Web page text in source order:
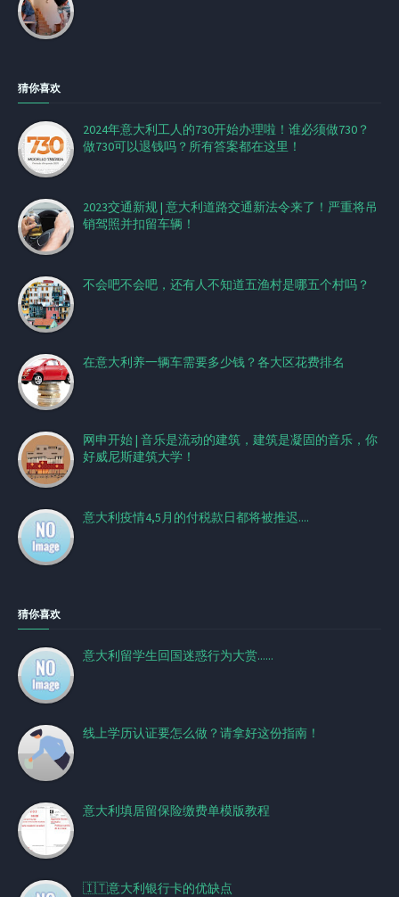
猜你喜欢
2024年意大利工人的730开始办理啦！谁必须做730？
做730可以退钱吗？所有答案都在这里！
2023交通新规 | 意大利道路交通新法令来了！严重将吊
销驾照并扣留车辆！
不会吧不会吧，还有人不知道五渔村是哪五个村吗？
在意大利养一辆车需要多少钱？各大区花费排名
网申开始 | 音乐是流动的建筑，建筑是凝固的音乐，你
好威尼斯建筑大学！
意大利疫情4,5月的付税款日都将被推迟....
猜你喜欢
意大利留学生回国迷惑行为大赏......
线上学历认证要怎么做？请拿好这份指南！
意大利填居留保险缴费单模版教程
🇮🇹意大利银行卡的优缺点